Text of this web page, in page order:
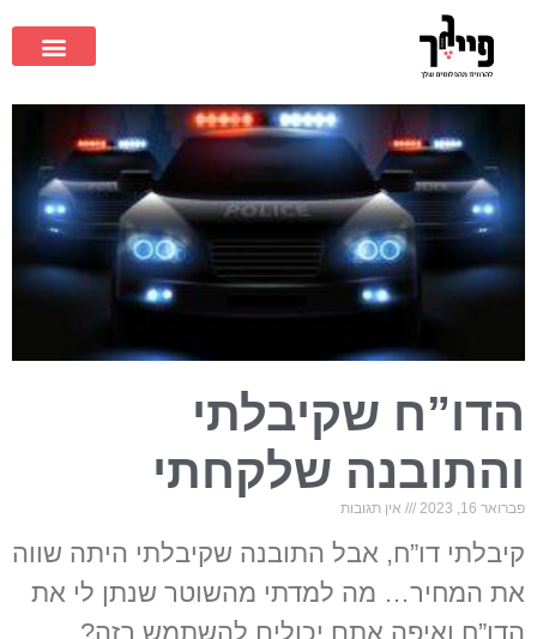
הדו”ח שקיבלתי
והתובנה שלקחתי
פברואר 16, 2023 אין תגובות
קיבלתי דו”ח, אבל התובנה שקיבלתי היתה שווה
את המחיר… מה למדתי מהשוטר שנתן לי את
הדו”ח ואיפה אתם יכולים להשתמש בזה?